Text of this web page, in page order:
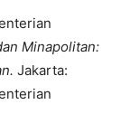
Minapolitan:
Jakarta: